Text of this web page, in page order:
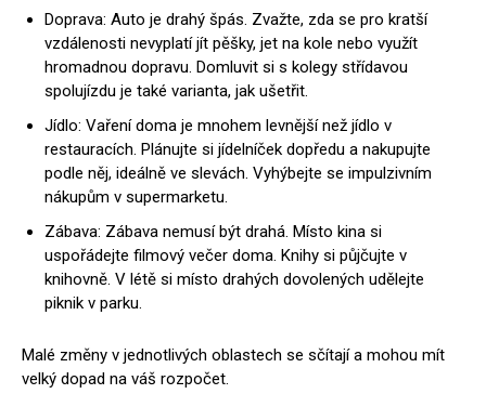
Doprava: Auto je drahý špás. Zvažte, zda se pro kratší
vzdálenosti nevyplatí jít pěšky, jet na kole nebo využít
hromadnou dopravu. Domluvit si s kolegy střídavou
spolujízdu je také varianta, jak ušetřit.
Jídlo: Vaření doma je mnohem levnější než jídlo v
restauracích. Plánujte si jídelníček dopředu a nakupujte
podle něj, ideálně ve slevách. Vyhýbejte se impulzivním
nákupům v supermarketu.
Zábava: Zábava nemusí být drahá. Místo kina si
uspořádejte filmový večer doma. Knihy si půjčujte v
knihovně. V létě si místo drahých dovolených udělejte
piknik v parku.
Malé změny v jednotlivých oblastech se sčítají a mohou mít
velký dopad na váš rozpočet.